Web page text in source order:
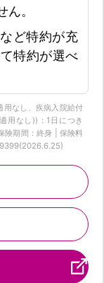
。
ど特約が充
特約が選べ
用なし、疾病入院給付
用なし))：1日につき
険期間：終身 | 保険料